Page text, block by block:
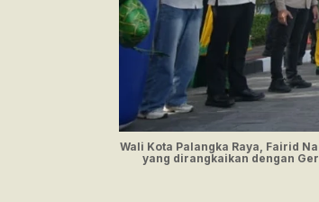
Wali Kota Palangka Raya, Fairid
yang dirangkaikan dengan